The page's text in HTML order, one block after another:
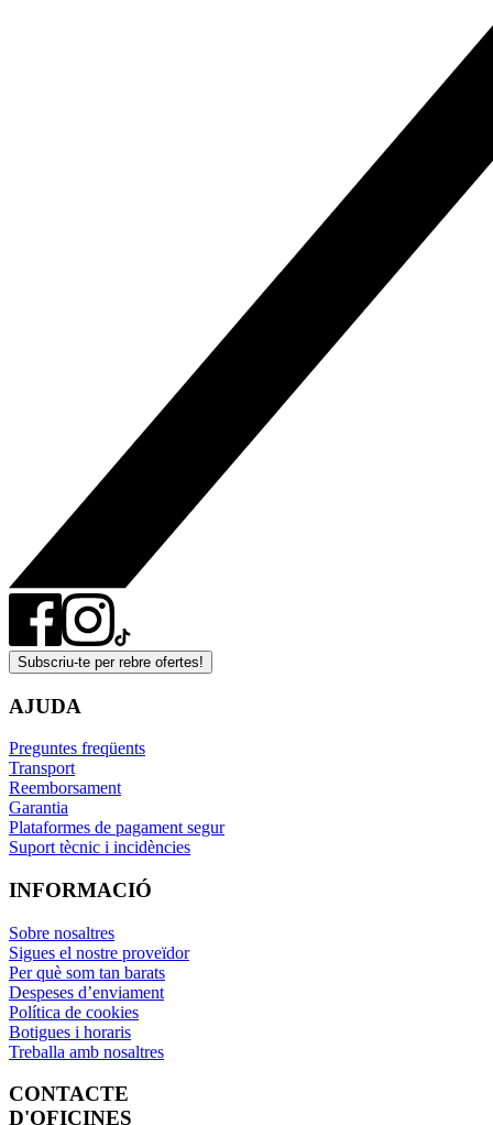
Subscriu-te per rebre ofertes!
AJUDA
Preguntes freqüents
Transport
Reemborsament
Garantia
Plataformes de pagament segur
Suport tècnic i incidències
INFORMACIÓ
Sobre nosaltres
Sigues el nostre proveïdor
Per què som tan barats
Despeses d’enviament
Política de cookies
Botigues i horaris
Treballa amb nosaltres
CONTACTE
D'OFICINES